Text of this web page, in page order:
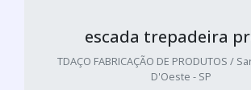
escada trepadeira
TDAÇO FABRICAÇÃO DE PRODUTOS /
D'Oeste - SP